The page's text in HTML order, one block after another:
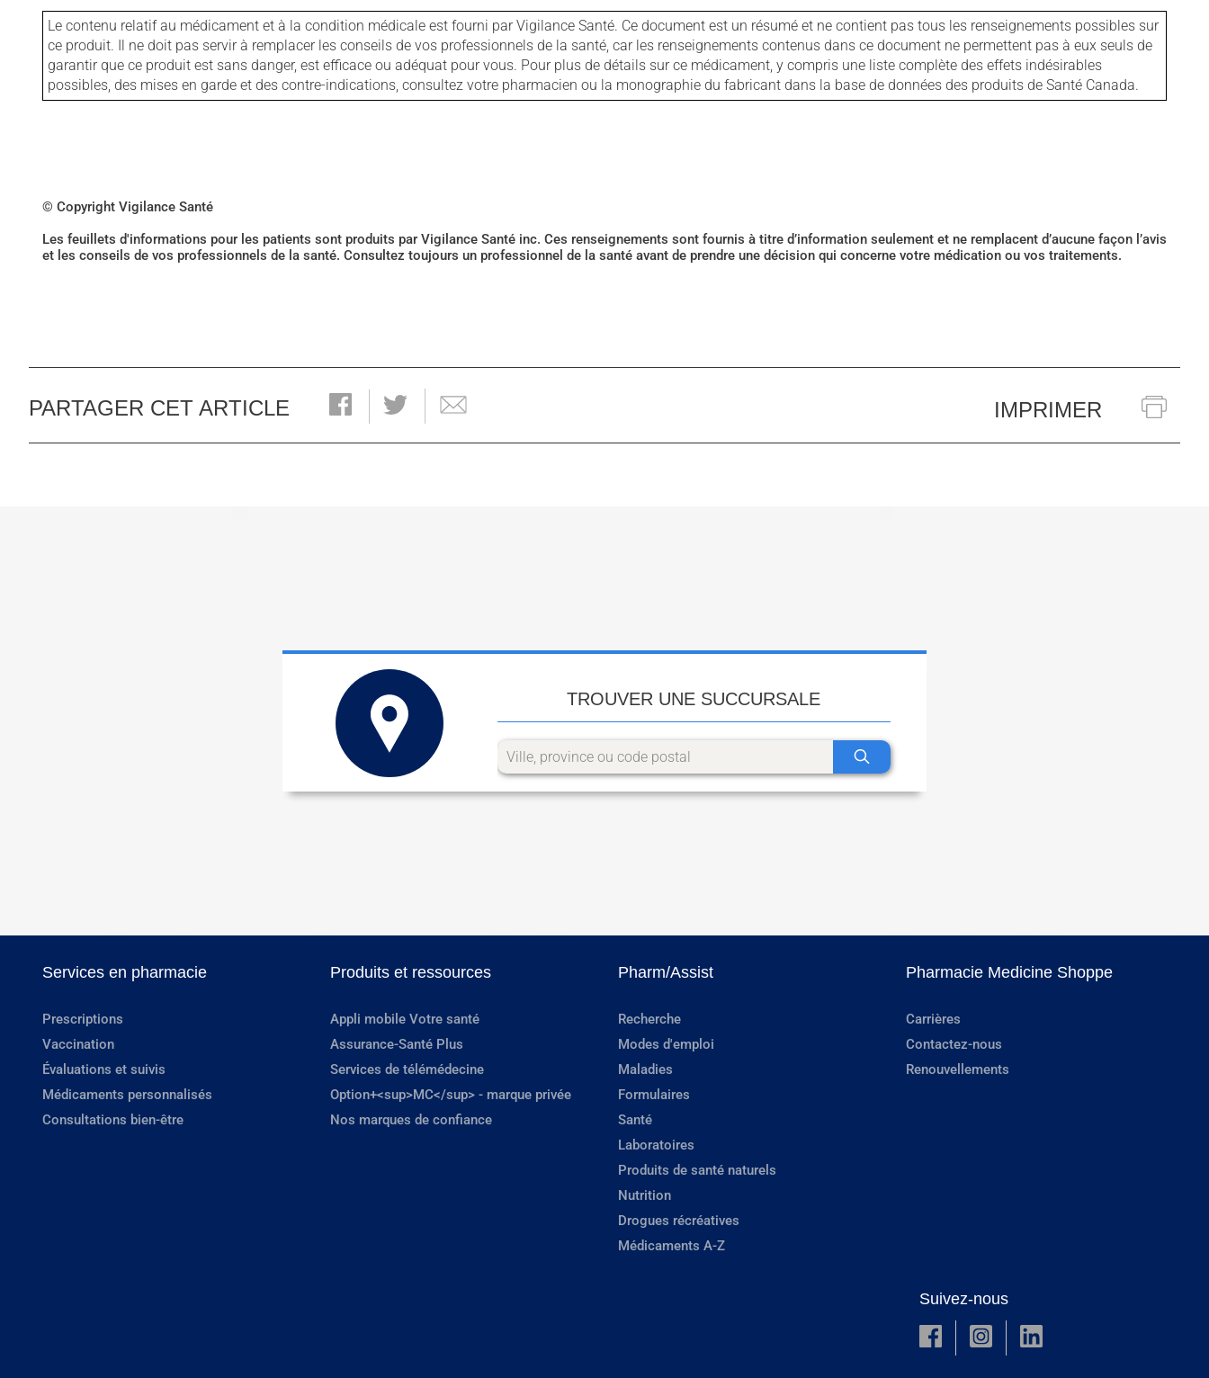
Le contenu relatif au médicament et à la condition médicale est fourni par Vigilance Santé. Ce document est un résumé et ne contient pas tous les renseignements possibles sur
ce produit. Il ne doit pas servir à remplacer les conseils de vos professionnels de la santé, car les renseignements contenus dans ce document ne permettent pas à eux seuls de
garantir que ce produit est sans danger, est efficace ou adéquat pour vous. Pour plus de détails sur ce médicament, y compris une liste complète des effets indésirables
possibles, des mises en garde et des contre-indications, consultez votre pharmacien ou la monographie du fabricant dans la base de données des produits de Santé Canada.
© Copyright Vigilance Santé
Les feuillets d'informations pour les patients sont produits par Vigilance Santé inc. Ces renseignements sont fournis à titre d’information seulement et ne remplacent d’aucune façon l’avis
et les conseils de vos professionnels de la santé. Consultez toujours un professionnel de la santé avant de prendre une décision qui concerne votre médication ou vos traitements.
PARTAGER CET ARTICLE IMPRIMER
TROUVER UNE SUCCURSALE
Services en pharmacie
Prescriptions
Vaccination
Évaluations et suivis
Médicaments personnalisés
Consultations bien-être
Produits et ressources
Appli mobile Votre santé
Assurance-Santé Plus
Services de télémédecine
Option+<sup>MC</sup> - marque privée
Nos marques de confiance
Pharm/Assist
Recherche
Modes d'emploi
Maladies
Formulaires
Santé
Laboratoires
Produits de santé naturels
Nutrition
Drogues récréatives
Médicaments A-Z
Pharmacie Medicine Shoppe
Carrières
Contactez-nous
Renouvellements
Suivez-nous